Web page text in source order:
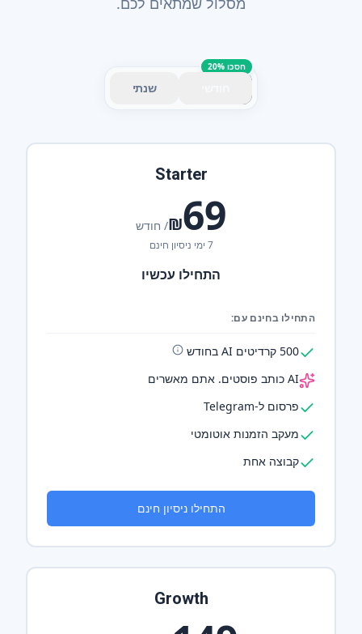
שנתי
חסכו 20%
Starter
69
₪/ חודש
7 ימי ניסיון חינם
התחילו עכשיו
התחילו בחינם עם:
500 קרדיטים AI בחודש
AI כותב פוסטים. אתם מאשרים
פרסום ל-Telegram
מעקב הזמנות אוטומטי
קבוצה אחת
התחילו ניסיון חינם
Growth